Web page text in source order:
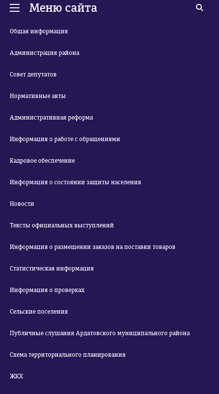
Меню сайта
Общая информация
Администрация района
Совет депутатов
Нормативные акты
Административная реформа
Информация о работе с обращениями
Кадровое обеспечение
Информация о состоянии защиты населения
Новости
Тексты официальных выступлений
Информация о размещении заказов на поставки товаров
Статистическая информация
Информация о проверках
Сельские поселения
Публичные слушания Ардатовского муниципального района
Схема территориального планирования
ЖКХ